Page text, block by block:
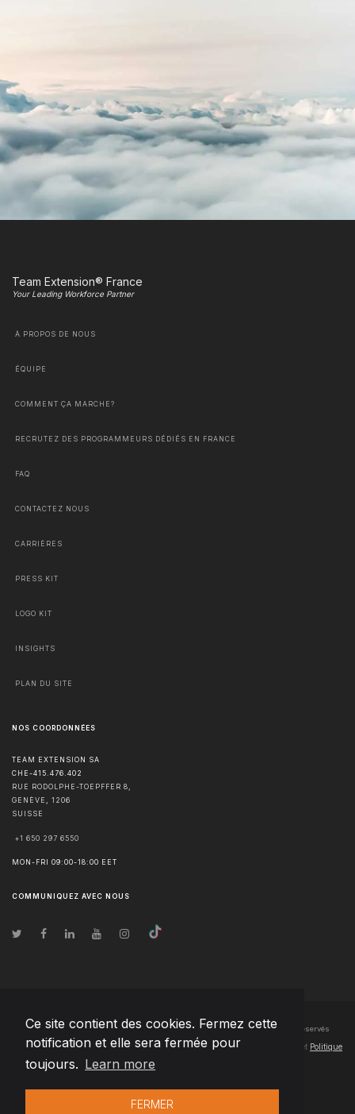
Ce site contient des cookies. Fermez cette
notification et elle sera fermée pour
toujours. Learn more
FERMER
Team Extension® France
Your Leading Workforce Partner
À PROPOS DE NOUS
ÉQUIPE
COMMENT ÇA MARCHE?
RECRUTEZ DES PROGRAMMEURS DÉDIÉS EN FRANCE
FAQ
CONTACTEZ NOUS
CARRIÈRES
PRESS KIT
LOGO KIT
INSIGHTS
PLAN DU SITE
NOS COORDONNÉES
TEAM EXTENSION SA
CHE-415.476.402
RUE RODOLPHE-TOEPFFER 8,
GENÈVE
1206
SUISSE
+1 650 297 6550
MON-FRI 09:00-18:00 EET
COMMUNIQUEZ AVEC NOUS
© Droits d'auteur2026 Team Extension SA France- Tous les droits sont réservés
Changelog● En utilisant ce site, vous acceptez nos Conditions d'utilisation et Politique
de confidentialité